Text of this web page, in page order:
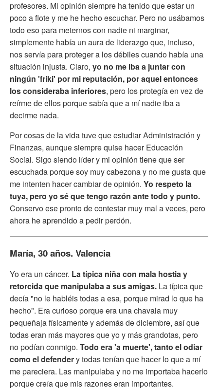
profesores. Mi opinión siempre ha tenido que estar un
poco a flote y me he hecho escuchar. Pero no usábamos
todo eso para meternos con nadie ni marginar,
simplemente había un aura de liderazgo que, incluso,
nos servía para proteger a los débiles cuando había una
situación injusta. Claro, yo no me iba a juntar con
ningún 'friki' por mi reputación, por aquel entonces
los consideraba inferiores, pero los protegía en vez de
reírme de ellos porque sabía que a mí nadie iba a
decirme nada.
Por cosas de la vida tuve que estudiar Administración y
Finanzas, aunque siempre quise hacer Educación
Social. Sigo siendo líder y mi opinión tiene que ser
escuchada porque soy muy cabezona y no me gusta que
me intenten hacer cambiar de opinión. Yo respeto la
tuya, pero yo sé que tengo razón ante todo y punto.
Conservo ese pronto de contestar muy mal a veces, pero
ahora he aprendido a pedir perdón.
María, 30 años. Valencia
Yo era un cáncer. La típica niña con mala hostia y
retorcida que manipulaba a sus amigas. La típica que
decía "no le habléis todas a esa, porque mirad lo que ha
hecho". Era curioso porque era una chavala muy
pequeñaja físicamente y además de diciembre, así que
todas eran más mayores que yo y más grandotas, pero
no podían conmigo. Todo era 'a muerte', tanto el odiar
como el defendery todas tenían que hacer lo que a mí
me pareciera. Las manipulaba y no me importaba hacerlo
porque creía que mis razones eran importantes.